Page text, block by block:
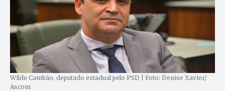
Wilde Cambão, deputado estadual pelo PSD | Foto: Denise Xavier/
Ascom